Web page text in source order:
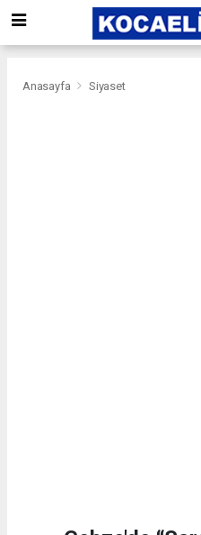
Anasayfa Siyaset